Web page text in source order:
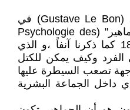
ان ما جاء به غوستاف لوبون (Gustave Le Bon) في
كتابه الشهير "سيكولوجية الجماهير" (Psychologie des
Foules) والذي نُشر عام 1895 كما ذكرنا آنفاً ،و الذي
الفرد وكيف يمكن للكتل
تصعب السيطرة عليها
داخل الجماعة البشرية